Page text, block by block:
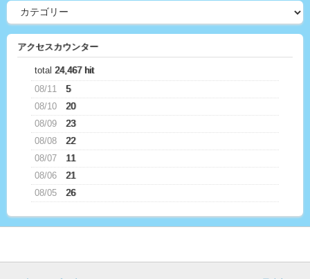
アクセスカウンター
total 24,467 hit
08/11
5
08/10
20
08/09
23
08/08
22
08/07
11
08/06
21
08/05
26